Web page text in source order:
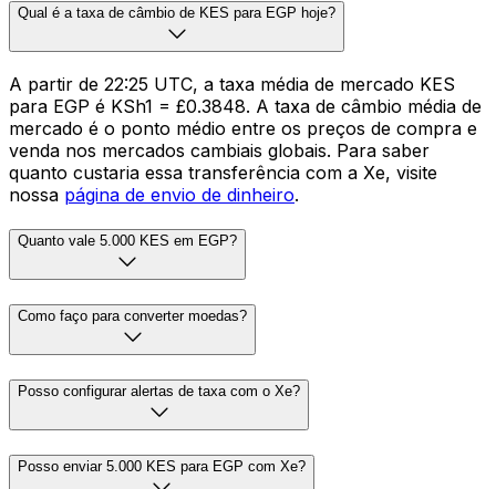
Qual é a taxa de câmbio de KES para EGP hoje?
A partir de 22:25 UTC, a taxa média de mercado KES
para EGP é KSh1 = £0.3848. A taxa de câmbio média de
mercado é o ponto médio entre os preços de compra e
venda nos mercados cambiais globais. Para saber
quanto custaria essa transferência com a Xe, visite
nossa página de envio de dinheiro.
Quanto vale 5.000 KES em EGP?
Como faço para converter moedas?
Posso configurar alertas de taxa com o Xe?
Posso enviar 5.000 KES para EGP com Xe?